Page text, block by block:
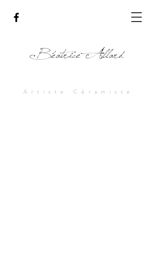
Béatrice Allard
Artiste Céramiste